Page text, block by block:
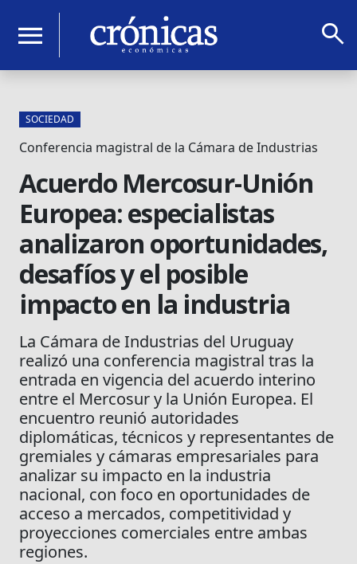
menu search
SOCIEDAD
Conferencia magistral de la Cámara de Industrias
Acuerdo Mercosur-Unión
Europea: especialistas
analizaron oportunidades,
desafíos y el posible
impacto en la industria
La Cámara de Industrias del Uruguay
realizó una conferencia magistral tras la
entrada en vigencia del acuerdo interino
entre el Mercosur y la Unión Europea. El
encuentro reunió autoridades
diplomáticas, técnicos y representantes de
gremiales y cámaras empresariales para
analizar su impacto en la industria
nacional, con foco en oportunidades de
acceso a mercados, competitividad y
proyecciones comerciales entre ambas
regiones.